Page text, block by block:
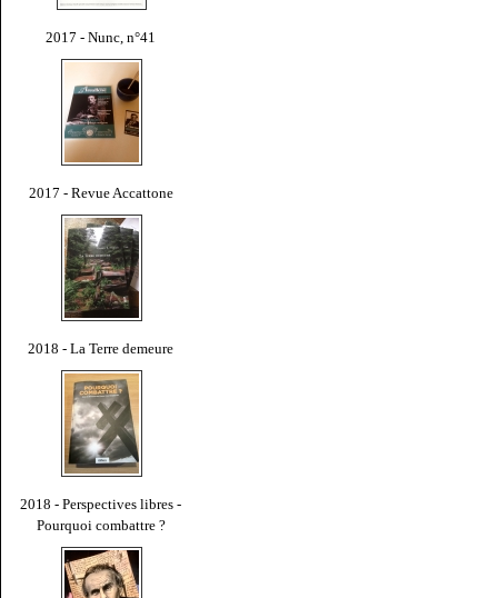
2017 - Nunc, n°41
2017 - Revue Accattone
2018 - La Terre demeure
2018 - Perspectives libres -
Pourquoi combattre ?